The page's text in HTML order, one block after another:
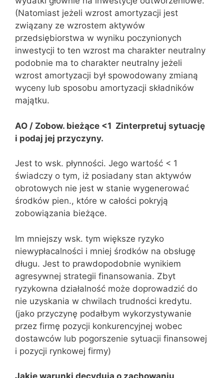
(Natomiast jeżeli wzrost amortyzacji jest
związany ze wzrostem aktywów
przedsiębiorstwa w wyniku poczynionych
inwestycji to ten wzrost ma charakter neutralny
podobnie ma to charakter neutralny jeżeli
wzrost amortyzacji był spowodowany zmianą
wyceny lub sposobu amortyzacji składników
majątku.
AO / Zobow. bieżące <1 Zinterpretuj sytuację
i podaj jej przyczyny.
Jest to wsk. płynności. Jego wartość < 1
świadczy o tym, iż posiadany stan aktywów
obrotowych nie jest w stanie wygenerować
środków pien., które w całości pokryją
zobowiązania bieżące.
Im mniejszy wsk. tym większe ryzyko
niewypłacalności i mniej środków na obsługę
długu. Jest to prawdopodobnie wynikiem
agresywnej strategii finansowania. Zbyt
ryzykowna działalność może doprowadzić do
nie uzyskania w chwilach trudności kredytu.
(jako przyczynę podałbym wykorzystywanie
przez firmę pozycji konkurencyjnej wobec
dostawców lub pogorszenie sytuacji finansowej
i pozycji rynkowej firmy)
Jakie warunki decydują o zachowaniu